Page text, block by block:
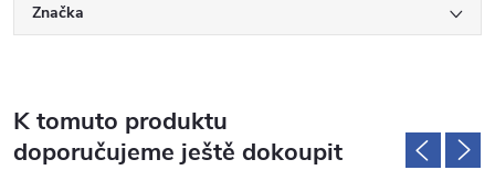
Značka
K tomuto produktu
doporučujeme ještě dokoupit